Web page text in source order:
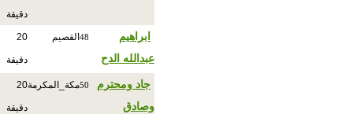
دقيقة
ابراهيم
عبدالله الدح
48 القصيم 20
دقيقة
جاد ومحترم
وصادق
50مكة_المكرمة20
دقيقة